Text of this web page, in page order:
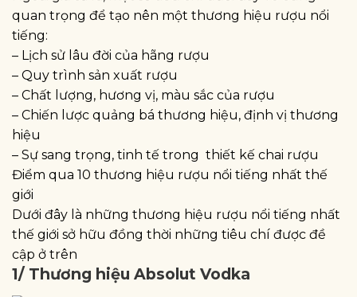
quan trọng để tạo nên một thương hiệu rượu nổi
tiếng:
– Lịch sử lâu đời của hãng rượu
– Quy trình sản xuất rượu
– Chất lượng, hương vị, màu sắc của rượu
– Chiến lược quảng bá thương hiệu, định vị thương
hiệu
– Sự sang trọng, tinh tế trong thiết kế chai rượu
Điểm qua 10 thương hiệu rượu nổi tiếng nhất thế
giới
Dưới đây là những thương hiệu rượu nổi tiếng nhất
thế giới sở hữu đồng thời những tiêu chí được đề
cập ở trên
1/ Thương hiệu Absolut Vodka